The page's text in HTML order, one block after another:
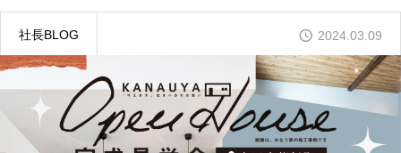
ONLINE MODEL HOUSE
オンライン展示場
WORKS
社長BLOG 2024.03.09